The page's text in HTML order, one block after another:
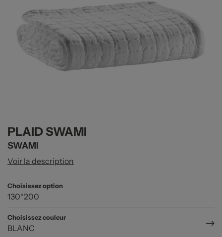
PLAID SWAMI
SWAMI
Voir la description
Choisissez option
130*200
Choisissez couleur
BLANC